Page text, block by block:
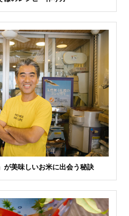
が美味しいお米に出会う秘訣